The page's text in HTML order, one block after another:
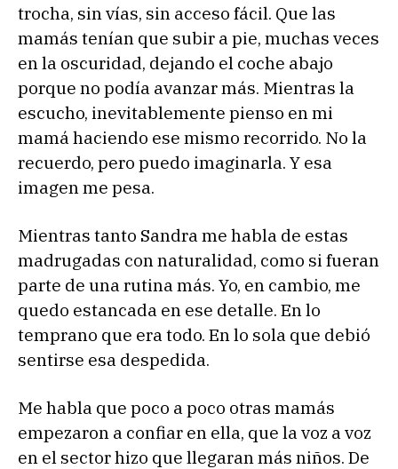
trocha, sin vías, sin acceso fácil. Que las
mamás tenían que subir a pie, muchas veces
en la oscuridad, dejando el coche abajo
porque no podía avanzar más. Mientras la
escucho, inevitablemente pienso en mi
mamá haciendo ese mismo recorrido. No la
recuerdo, pero puedo imaginarla. Y esa
imagen me pesa.
Mientras tanto Sandra me habla de estas
madrugadas con naturalidad, como si fueran
parte de una rutina más. Yo, en cambio, me
quedo estancada en ese detalle. En lo
temprano que era todo. En lo sola que debió
sentirse esa despedida.
Me habla que poco a poco otras mamás
empezaron a confiar en ella, que la voz a voz
en el sector hizo que llegaran más niños. De